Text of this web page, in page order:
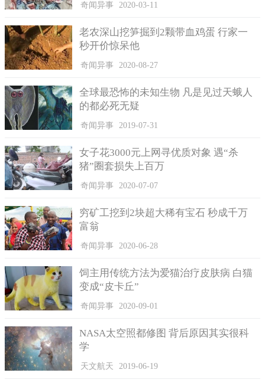
奇闻异事 2020-03-11
老农深山挖笋掘到2颗带血鸡蛋 行家一
秒开价惊呆他
奇闻异事 2020-08-27
全球最恐怖的未知生物 凡是见过天蛾人
的都必死无疑
奇闻异事 2019-07-31
女子花3000元上网寻优质对象 遇“杀
猪”圈套损失上百万
奇闻异事 2020-07-07
穷矿工挖到2块超大稀有宝石 秒成千万
富翁
奇闻异事 2020-06-28
饲主用传统方法为爱猫治疗皮肤病 白猫
变成“皮卡丘”
奇闻异事 2020-09-01
NASA太空照都修图 背后原因其实很科
学
天文航天 2019-06-19